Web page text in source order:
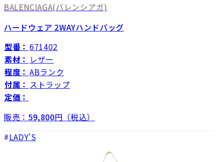
BALENCIAGA(バレンシアガ)
ハードウェア 2WAYハンドバッグ
型番： 671402
素材： レザー
程度： ABランク
付属： ストラップ
定価：
販売： 59,800円（税込）
LADY'S